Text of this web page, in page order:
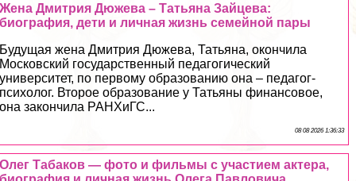
Жена Дмитрия Дюжева – Татьяна Зайцева:
биография, дети и личная жизнь семейной пары
Будущая жена Дмитрия Дюжева, Татьяна, окончила
Московский государственный педагогический
университет, по первому образованию она – педагог-
психолог. Второе образование у Татьяны финансовое,
она закончила РАНХиГС...
08 08 2026 1:36:33
Олег Табаков — фото и фильмы с участием актера,